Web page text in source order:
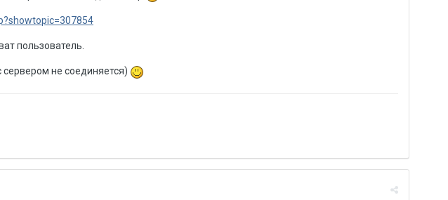
пользователь.
не соединяется)